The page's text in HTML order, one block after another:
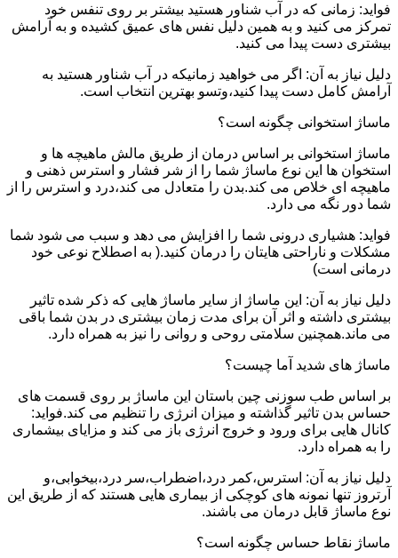
فواید: زمانی که در آب شناور هستید بیشتر بر روی تنفس خود
تمرکز می کنید و به همین دلیل نفس های عمیق کشیده و به آرامش
بیشتری دست پیدا می کنید.
دلیل نیاز به آن: اگر می خواهید زمانیکه در آب شناور هستید به
آرامش کامل دست پیدا کنید،وتسو بهترین انتخاب است.
ماساژ استخوانی چگونه است؟
ماساژ استخوانی بر اساس درمان از طریق مالش ماهیچه ها و
استخوان ها این نوع ماساژ شما را از شر فشار و استرس ذهنی و
ماهیچه ای خلاص می کند.بدن را متعادل می کند،درد و استرس را از
شما دور نگه می دارد.
فواید: هشیاری درونی شما را افزایش می دهد و سبب می شود شما
مشکلات و ناراحتی هایتان را درمان کنید.( به اصطلاح نوعی خود
درمانی است)
دلیل نیاز به آن: این ماساژ از سایر ماساژ هایی که ذکر شده تاثیر
بیشتری داشته و اثر آن برای مدت زمان بیشتری در بدن شما باقی
می ماند.همچنین سلامتی روحی و روانی را نیز به همراه دارد.
ماساژ های شدید آما چیست؟
بر اساس طب سوزنی چین باستان این ماساژ بر روی قسمت های
حساس بدن تاثیر گذاشته و میزان انرژی را تنظیم می کند.فواید:
کانال هایی برای ورود و خروج انرژی باز می کند و مزایای بیشماری
را به همراه دارد.
دلیل نیاز به آن: استرس،کمر درد،اضطراب،سر درد،بیخوابی،و
آرتروز تنها نمونه های کوچکی از بیماری هایی هستند که از طریق این
نوع ماساژ قابل درمان می باشند.
ماساژ نقاط حساس چگونه است؟